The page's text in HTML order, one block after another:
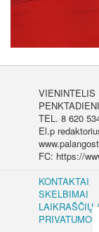
VIENINTELIS
TEL. 8 620
El.p
FC: https://
KONTAKTAI
SKELBIMAI
LAIKRAŠČIŲ
PRIVATUMO